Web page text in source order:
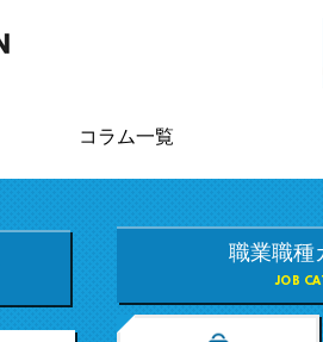
コラム一覧
職業職種
JOB